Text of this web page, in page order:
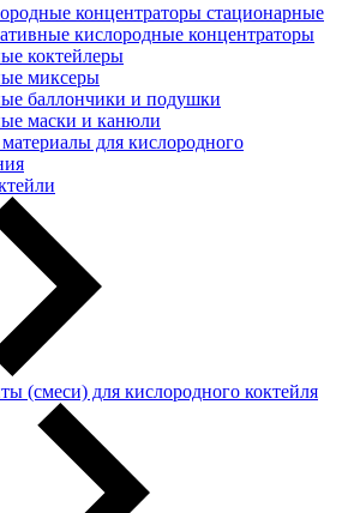
концентраторы стационарные
кислородные концентраторы
коктейлеры
миксеры
баллончики и подушки
маски и канюли
для кислородного
(смеси) для кислородного коктейля